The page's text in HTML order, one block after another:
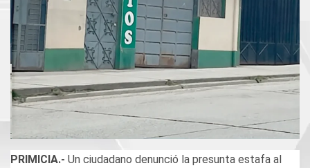
PRIMICIA.- Un ciudadano denunció la presunta estafa al